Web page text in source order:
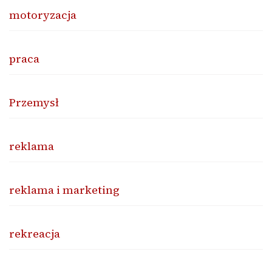
motoryzacja
praca
Przemysł
reklama
reklama i marketing
rekreacja